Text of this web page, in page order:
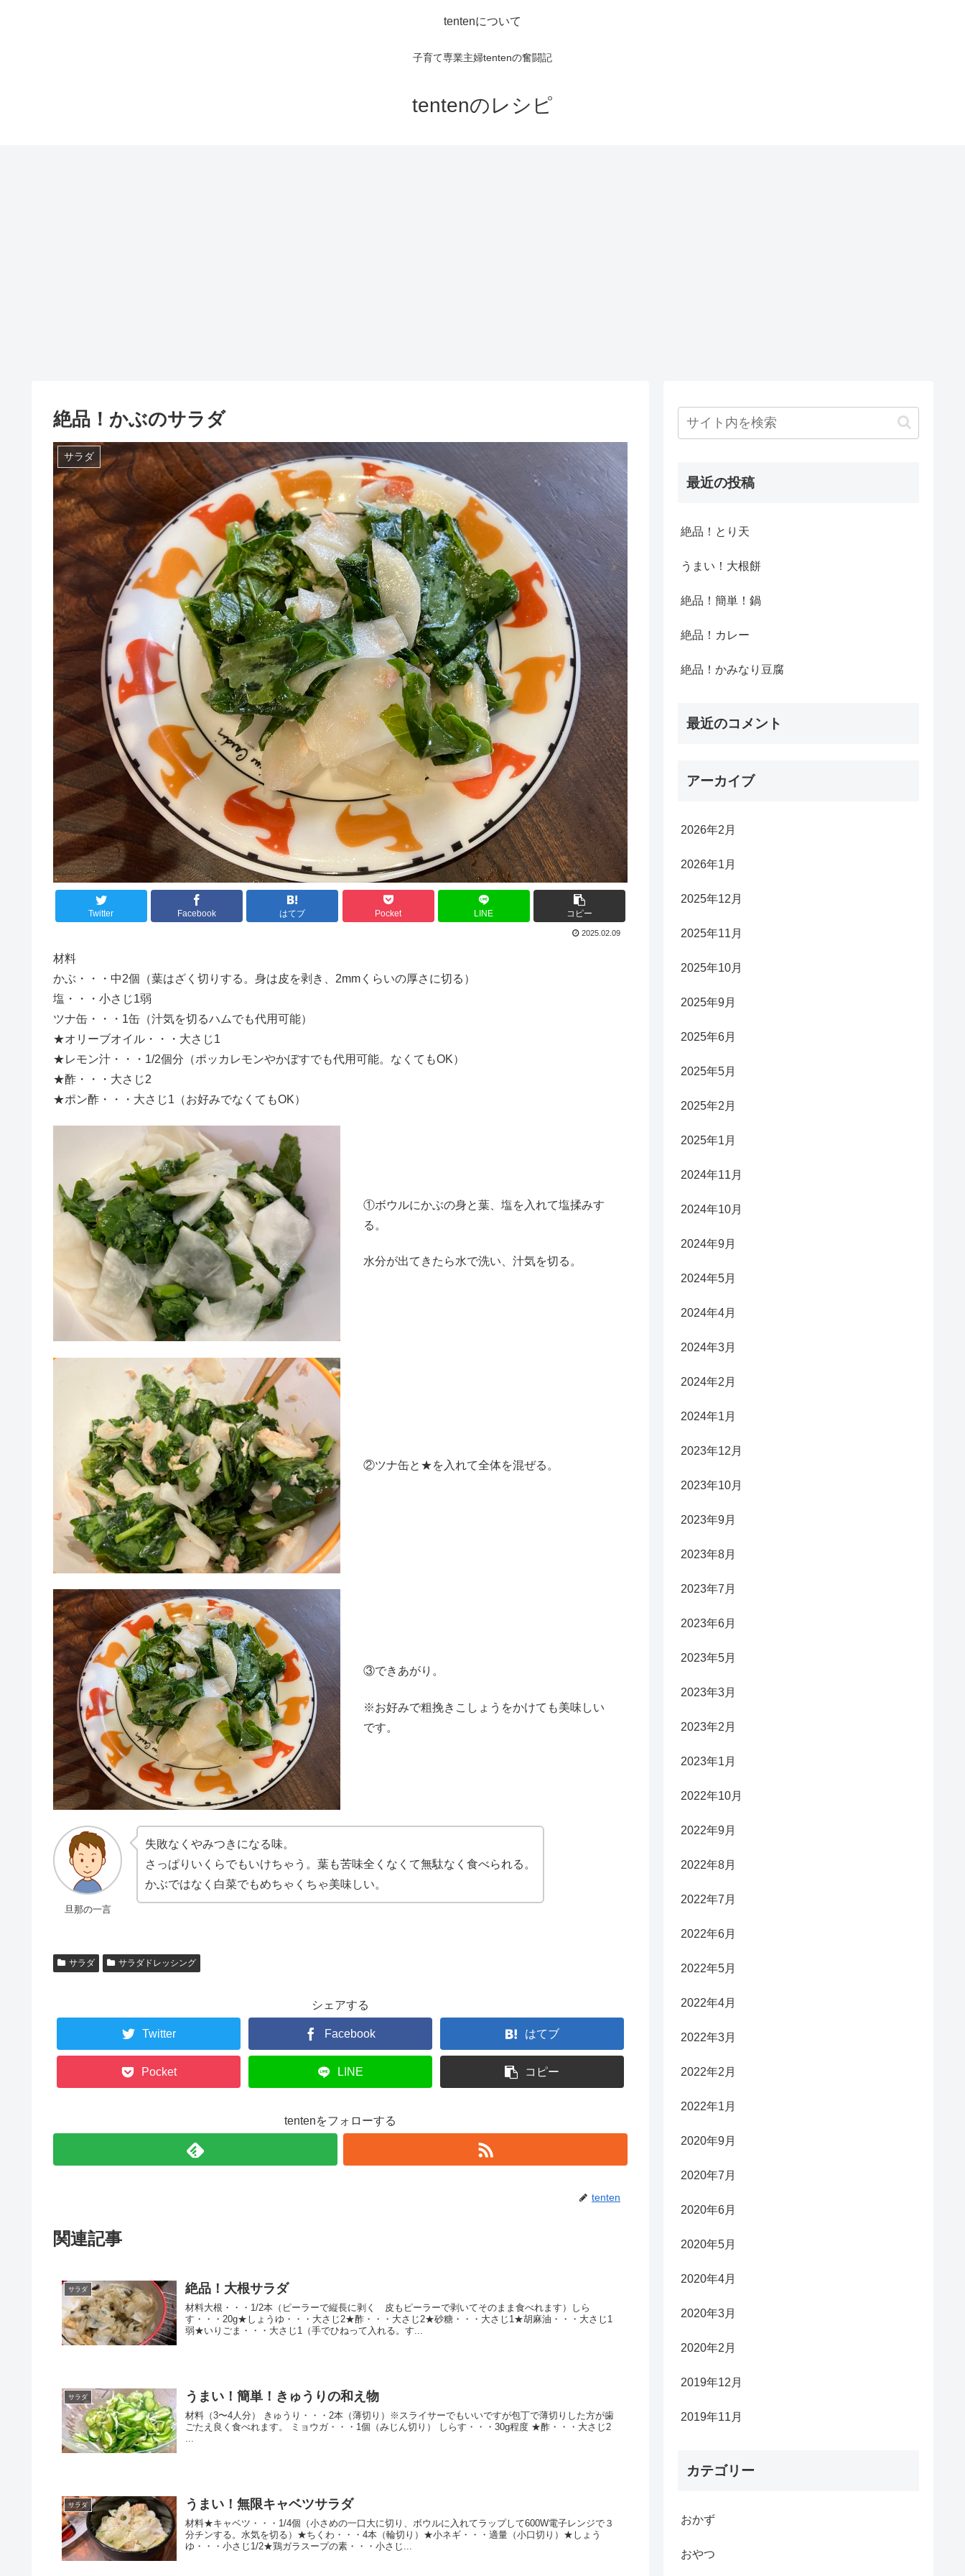
子育て専業主婦tentenの奮闘記
tentenのレシピ
tentenについて
絶品！かぶのサラダ
サラダ
Twitter Facebook はてブ Pocket LINE コピー
2025.02.09
材料
かぶ・・・中2個（葉はざく切りする。身は皮を剥き、2mmくらいの厚さに切る）
塩・・・小さじ1弱
ツナ缶・・・1缶（汁気を切るハムでも代用可能）
★オリーブオイル・・・大さじ1
★レモン汁・・・1/2個分（ポッカレモンやかぼすでも代用可能。なくてもOK）
★酢・・・大さじ2
★ポン酢・・・大さじ1（お好みでなくてもOK）
①ボウルにかぶの身と葉、塩を入れて塩揉みす
る。
水分が出てきたら水で洗い、汁気を切る。
②ツナ缶と★を入れて全体を混ぜる。
③できあがり。
※お好みで粗挽きこしょうをかけても美味しい
です。
旦那の一言
失敗なくやみつきになる味。
さっぱりいくらでもいけちゃう。葉も苦味全くなくて無駄なく食べられる。
かぶではなく白菜でもめちゃくちゃ美味しい。
サラダ サラダドレッシング
シェアする
Twitter Facebook はてブ
Pocket LINE コピー
tentenをフォローする
tenten
関連記事
サラダ 絶品！大根サラダ
材料大根・・・1/2本（ピーラーで縦長に剥く 皮もピーラーで剥いてそのまま食べれます）しら
す・・・20g★しょうゆ・・・大さじ2★酢・・・大さじ2★砂糖・・・大さじ1★胡麻油・・・大さじ1
弱★いりごま・・・大さじ1（手でひねって入れる。す...
サラダ うまい！簡単！きゅうりの和え物
材料（3〜4人分） きゅうり・・・2本（薄切り）※スライサーでもいいですが包丁で薄切りした方が歯
ごたえ良く食べれます。 ミョウガ・・・1個（みじん切り） しらす・・・30g程度 ★酢・・・大さじ2
サラダ うまい！無限キャベツサラダ
材料★キャベツ・・・1/4個（小さめの一口大に切り、ボウルに入れてラップして600W電子レンジで３
分チンする。水気を切る）★ちくわ・・・4本（輪切り）★小ネギ・・・適量（小口切り）★しょう
ゆ・・・小さじ1/2★鶏ガラスープの素・・・小さじ...
最近の投稿
絶品！とり天
うまい！大根餅
絶品！簡単！鍋
絶品！カレー
絶品！かみなり豆腐
最近のコメント
アーカイブ
2026年2月
2026年1月
2025年12月
2025年11月
2025年10月
2025年9月
2025年6月
2025年5月
2025年2月
2025年1月
2024年11月
2024年10月
2024年9月
2024年5月
2024年4月
2024年3月
2024年2月
2024年1月
2023年12月
2023年10月
2023年9月
2023年8月
2023年7月
2023年6月
2023年5月
2023年3月
2023年2月
2023年1月
2022年10月
2022年9月
2022年8月
2022年7月
2022年6月
2022年5月
2022年4月
2022年3月
2022年2月
2022年1月
2020年9月
2020年7月
2020年6月
2020年5月
2020年4月
2020年3月
2020年2月
2019年12月
2019年11月
カテゴリー
おかず
おやつ